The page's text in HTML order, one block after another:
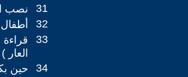
نصب
31
32
33
حين
34